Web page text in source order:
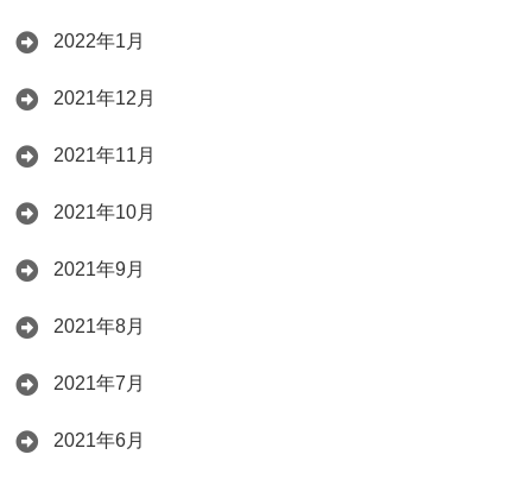
2022年1月
2021年12月
2021年11月
2021年10月
2021年9月
2021年8月
2021年7月
2021年6月